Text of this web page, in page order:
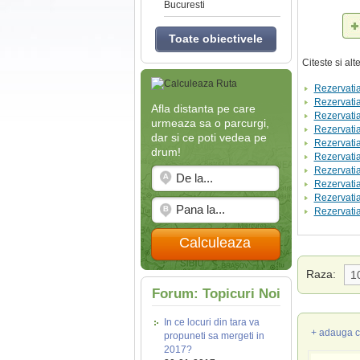
Bucuresti
Toate obiectivele
Afla distanta pe care
urmeaza sa o parcurgi,
dar si ce poti vedea pe
drum!
Calculeaza
Forum: Topicuri Noi
In ce locuri din tara va
propuneti sa mergeti in
2017?
Citeste si
Raza:
+ adauga